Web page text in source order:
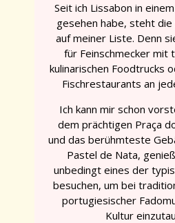
Seit ich Lissabon in
gesehen habe, steht
auf meiner Liste. Denn
für Feinschmecker mit
kulinarischen Foodtrucks
Fischrestaurants an
Ich kann mir schon
dem prächtigen Praça
und das berühmteste
Pastel de Nata,
unbedingt eines der
besuchen, um bei
portugiesischer
Kultur